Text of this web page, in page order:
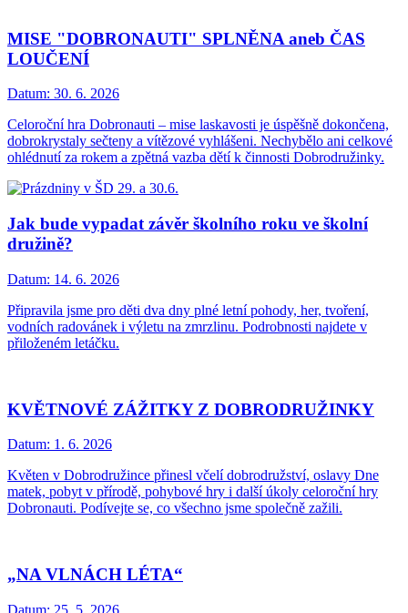
MISE "DOBRONAUTI" SPLNĚNA aneb ČAS
LOUČENÍ
Datum: 30. 6. 2026
Celoroční hra Dobronauti – mise laskavosti je úspěšně dokončena,
dobrokrystaly sečteny a vítězové vyhlášeni. Nechybělo ani celkové
ohlédnutí za rokem a zpětná vazba dětí k činnosti Dobrodružinky.
Jak bude vypadat závěr školního roku ve školní
družině?
Datum: 14. 6. 2026
Připravila jsme pro děti dva dny plné letní pohody, her, tvoření,
vodních radovánek i výletu na zmrzlinu. Podrobnosti najdete v
přiloženém letáčku.
KVĚTNOVÉ ZÁŽITKY Z DOBRODRUŽINKY
Datum: 1. 6. 2026
Květen v Dobrodružince přinesl včelí dobrodružství, oslavy Dne
matek, pobyt v přírodě, pohybové hry i další úkoly celoroční hry
Dobronauti. Podívejte se, co všechno jsme společně zažili.
„NA VLNÁCH LÉTA“
Datum: 25. 5. 2026